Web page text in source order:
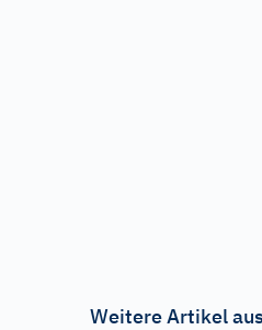
Weitere Artikel